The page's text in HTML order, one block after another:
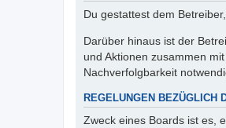
Du gestattest dem
Darüber hinaus ist der
und Aktionen zusammen
Nachverfolgbarkeit
REGELUNGEN BEZÜGLICH
Zweck eines Boards ist es,